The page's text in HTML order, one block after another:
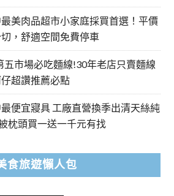
美肉品超市小家庭採買首選！平價
，舒適空間免費停車
五市場必吃麵線!30年老店只賣麵線
超讚推薦必點
便宜寢具 工廠直營換季出清天絲純
枕頭買一送一千元有找
食旅遊懶人包